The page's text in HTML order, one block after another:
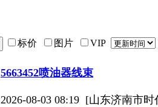
标价 图片 VIP
5663452喷油器线束
2026-08-03 08:19 [山东济南市时